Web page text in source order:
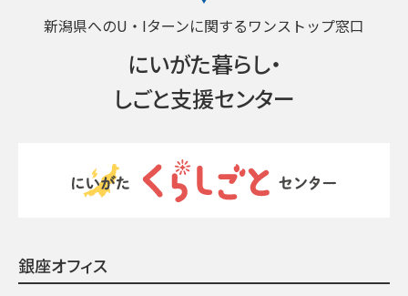
新潟県へのU・Iターンに関するワンストップ窓口
にいがた暮らし・
しごと支援センター
銀座オフィス